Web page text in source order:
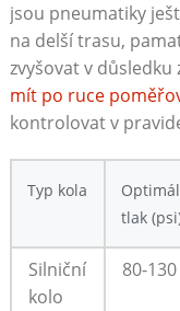
jsou pneumatiky
na delší trasu,
zvyšovat v
mít po ruce
kontrolovat v
Typ kola
tlak
Silniční
kolo
80-130